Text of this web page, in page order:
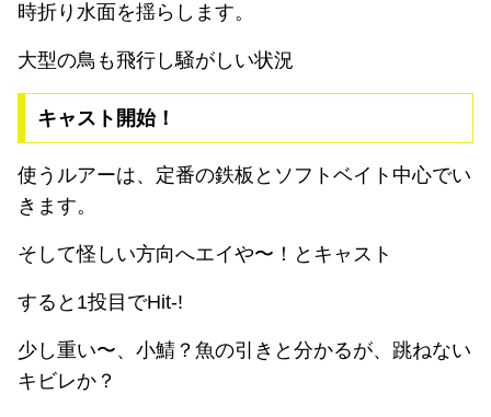
時折り水面を揺らします。
大型の鳥も飛行し騒がしい状況
キャスト開始！
使うルアーは、定番の鉄板とソフトベイト中心でい
きます。
そして怪しい方向へエイや〜！とキャスト
すると1投目でHit-!
少し重い〜、小鯖？魚の引きと分かるが、跳ねない
キビレか？